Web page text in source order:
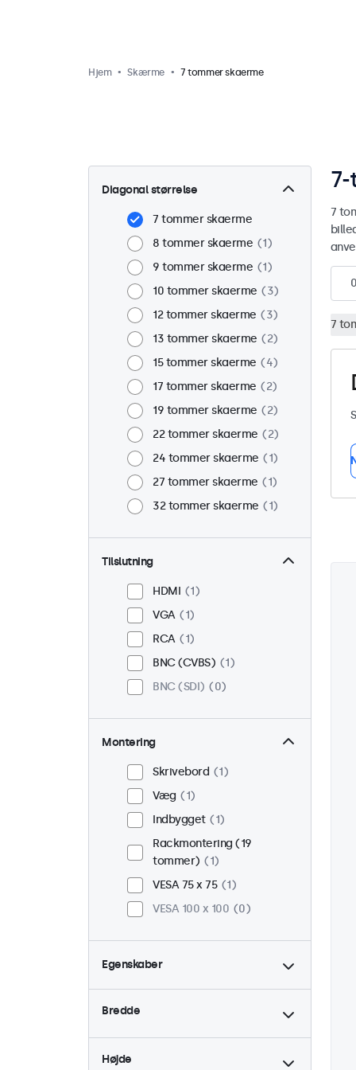
Hjem Skærme 7 tommer skaerme
Diagonal størrelse
7 tommer skaerme
8 tommer skaerme
1
9 tommer skaerme
1
10 tommer skaerme
3
12 tommer skaerme
3
13 tommer skaerme
2
15 tommer skaerme
4
17 tommer skaerme
2
19 tommer skaerme
2
22 tommer skaerme
2
24 tommer skaerme
1
27 tommer skaerme
1
32 tommer skaerme
1
Tilslutning
HDMI
1
VGA
1
RCA
1
BNC (CVBS)
1
BNC (SDI)
0
Montering
Skrivebord
1
Væg
1
Indbygget
1
Rackmontering (19
tommer)
1
VESA 75 x 75
1
VESA 100 x 100
0
Egenskaber
4:3 / 5:4
0
Dæmpbar
1
Bredde
Højde
7
0
7